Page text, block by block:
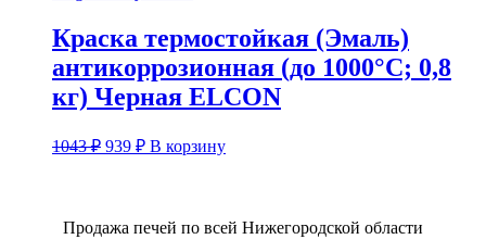
Краска термостойкая (Эмаль)
антикоррозионная (до 1000°С; 0,8
кг) Черная ELCON
1043₽ Первоначальная
939 ₽Текущая
цена:
В корзину
Продажа печей по всей Нижегородской области